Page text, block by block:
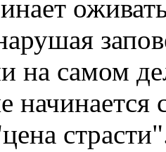
на самом
начинается